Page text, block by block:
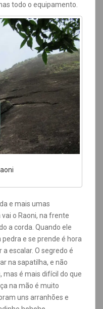
todo o equipamento.
e mais umas
o Raoni, na frente
a corda. Quando ele
e se prende é hora
escalar. O segredo é
na sapatilha, e não
é mais difícil do que
na mão é muito
uns arranhões e